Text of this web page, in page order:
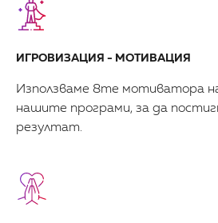
ИГРОВИЗАЦИЯ - МОТИВАЦИЯ
Използваме 8те мотиватора
нашите програми, за да
резултат.